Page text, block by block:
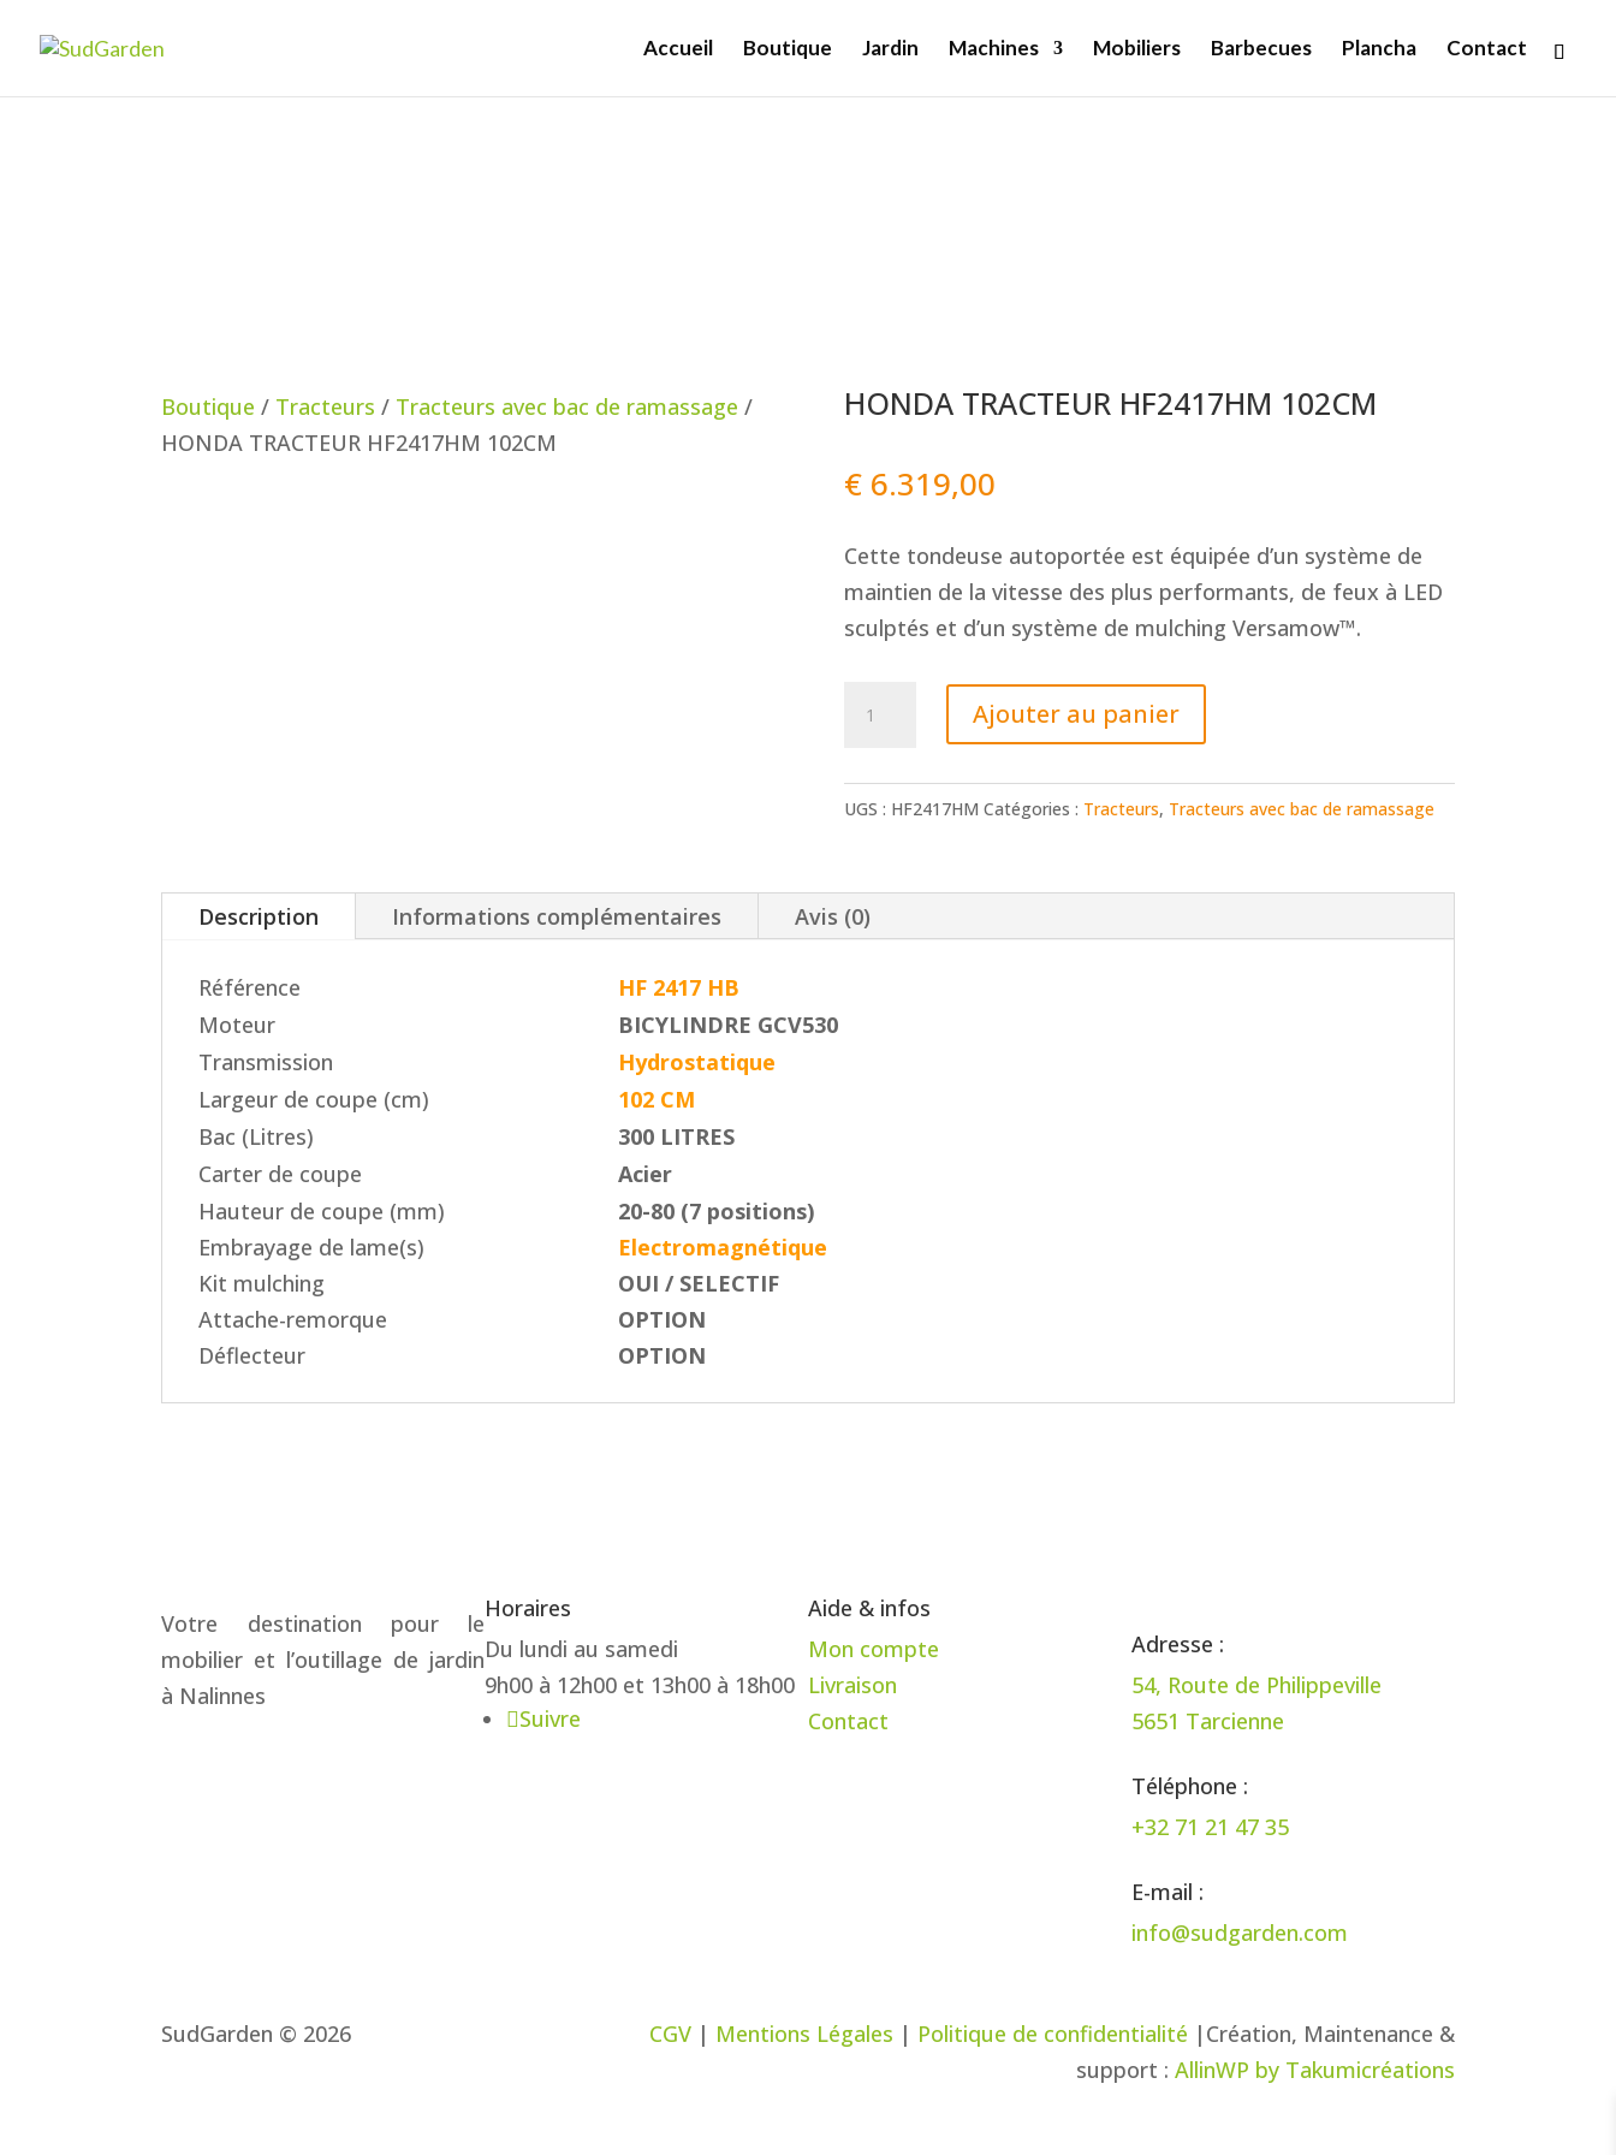
Accueil Boutique Jardin Machines Mobiliers Barbecues Plancha Contact
Boutique / Tracteurs / Tracteurs avec bac de ramassage /
HONDA TRACTEUR HF2417HM 102CM
HONDA TRACTEUR HF2417HM 102CM
€6.319,00
Cette tondeuse autoportée est équipée d’un système de
maintien de la vitesse des plus performants, de feux à LED
sculptés et d’un système de mulching Versamow™.
TRACTEUR
Ajouter au panier
UGS : HF2417HM Catégories : Tracteurs, Tracteurs avec bac de ramassage
Description Informations complémentaires Avis (0)
Référence
HF 2417 HB
Moteur
BICYLINDRE GCV530
Transmission
Hydrostatique
Largeur de coupe (cm)
102 CM
Bac (Litres)
300 LITRES
Carter de coupe
Acier
Hauteur de coupe (mm)
20-80 (7 positions)
Embrayage de lame(s)
Electromagnétique
Kit mulching
OUI / SELECTIF
Attache-remorque
OPTION
Déflecteur
OPTION
Votre destination pour le
mobilier et l’outillage de jardin
à Nalinnes
Horaires
Du lundi au samedi
9h00 à 12h00 et 13h00 à 18h00
Suivre
Aide & infos
Mon compte
Livraison
Contact
Adresse :
54, Route de Philippeville
5651 Tarcienne
Téléphone :
+32 71 21 47 35
E-mail :
info@sudgarden.com
SudGarden © 2026 CGV| Mentions Légales | Politique de confidentialité |Création, Maintenance &
support : AllinWP by Takumicréations